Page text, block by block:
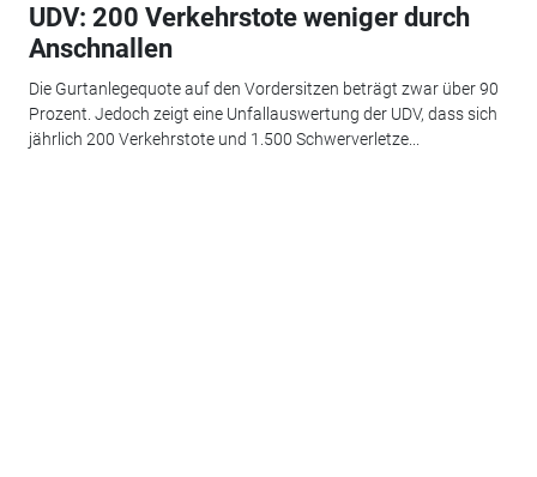
UDV: 200 Verkehrstote weniger durch
Anschnallen
Die Gurtanlegequote auf den Vordersitzen beträgt zwar über 90
Prozent. Jedoch zeigt eine Unfallauswertung der UDV, dass sich
jährlich 200 Verkehrstote und 1.500 Schwerverletze...